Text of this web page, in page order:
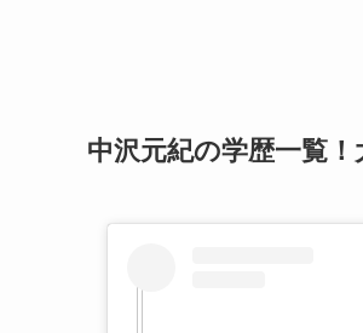
中沢元紀の学歴一覧